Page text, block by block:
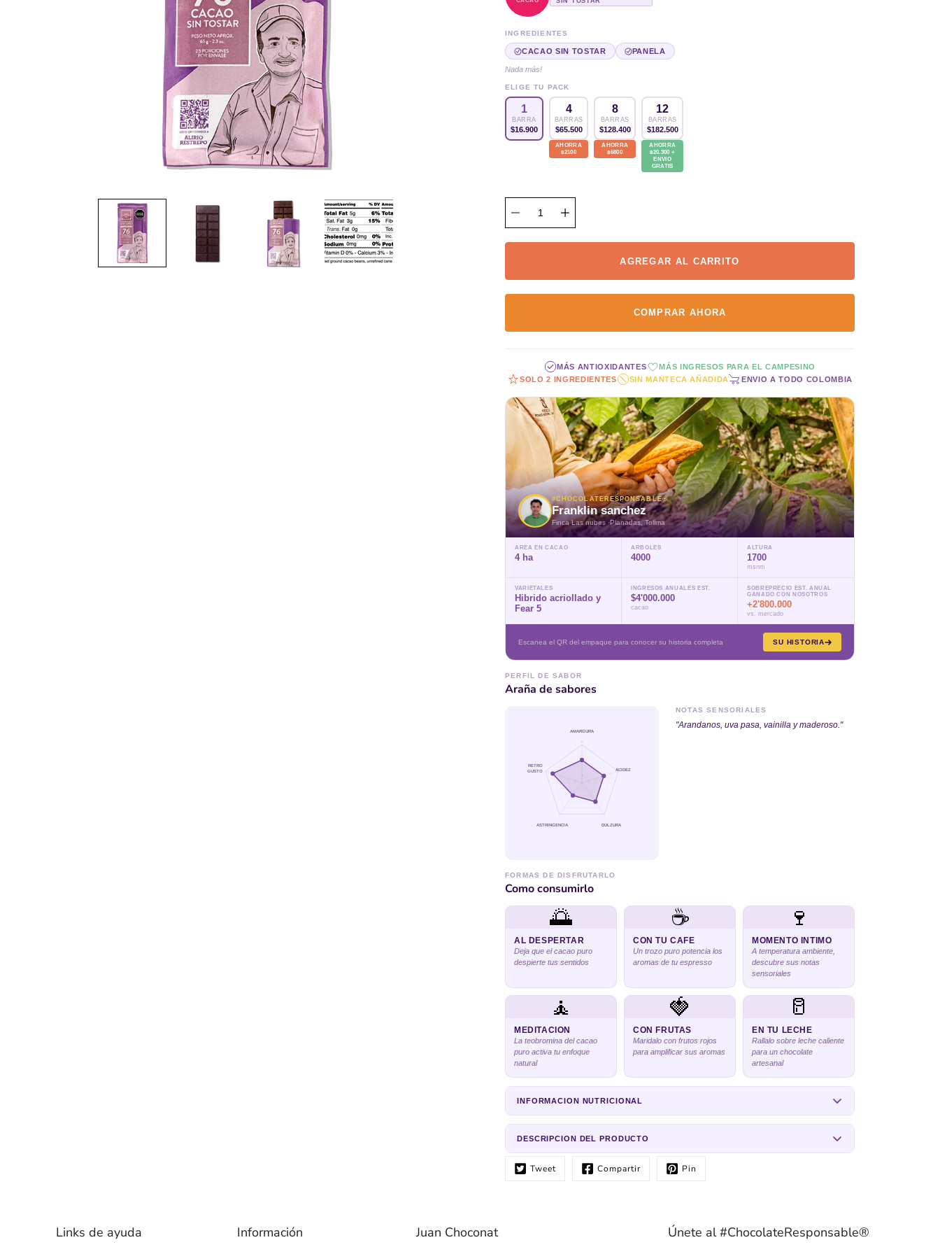
INGREDIENTES
CACAO SIN TOSTAR PANELA
Nada más!
ELIGE TU PACK
1
BARRA
$16.900
4
BARRAS
$65.500
AHORRA
$2100
8
BARRAS
$128.400
AHORRA
$6800
12
BARRAS
$182.500
AHORRA
$20.300 +
ENVIO
GRATIS
AGREGAR AL CARRITO
COMPRAR AHORA
MÁS ANTIOXIDANTES
MÁS INGRESOS PARA EL CAMPESINO
SOLO 2 INGREDIENTES
SIN MANTECA AÑADIDA ENVIO A TODO COLOMBIA
#CHOCOLATERESPONSABLE®
Franklin sanchez
Finca Las nubes ·Planadas, Tolima
AREA EN CACAO
4 ha
ARBOLES
4000
ALTURA
1700
msnm
VARIETALES
Hibrido acriollado y
Fear 5
INGRESOS ANUALES EST.
$4'000.000
cacao
SOBREPRECIO EST. ANUAL
GANADO CON NOSOTROS
+2'800.000
vs. mercado
Escanea el QR del empaque para conocer su historia completa SU HISTORIA
PERFIL DE SABOR
Araña de sabores
AMARGURA
ACIDEZ
DULZURA
ASTRINGENCIA
RETRO
GUSTO
NOTAS SENSORIALES
"Arandanos, uva pasa, vainilla y maderoso."
FORMAS DE DISFRUTARLO
Como consumirlo
🌅
AL DESPERTAR
Deja que el cacao puro
despierte tus sentidos
☕
CON TU CAFE
Un trozo puro potencia los
aromas de tu espresso
🍷
MOMENTO INTIMO
A temperatura ambiente,
descubre sus notas
sensoriales
🧘
MEDITACION
La teobromina del cacao
puro activa tu enfoque
natural
🍓
CON FRUTAS
Maridalo con frutos rojos
para amplificar sus aromas
🥛
EN TU LECHE
Rallalo sobre leche caliente
para un chocolate
artesanal
INFORMACION NUTRICIONAL
DESCRIPCION DEL PRODUCTO
Tweet Compartir Pin
Links de ayuda Información Juan Choconat Únete al #ChocolateResponsable®